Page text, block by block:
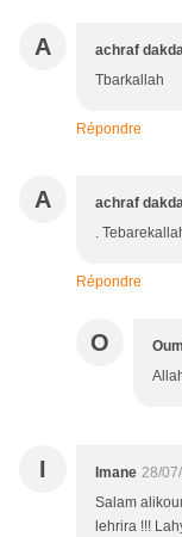
A achraf
Tbarkallah
Répondre
A achraf
.
Répondre
O
I Imane 28/
Salam
lehrira !!!